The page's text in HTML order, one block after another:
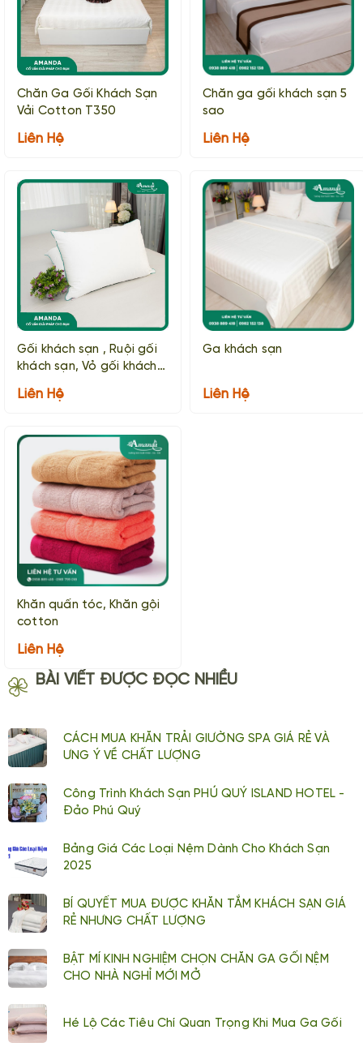
Chăn Ga Gối Khách Sạn
Vải Cotton T350
Liên Hệ
Chăn ga gối khách sạn 5
sao
Liên Hệ
Gối khách sạn , Ruội gối
khách sạn, Vỏ gối khách
Liên Hệ
Ga khách sạn
Liên Hệ
Khăn quấn tóc, Khăn gội
cotton
Liên Hệ
BÀI VIẾT ĐƯỢC ĐỌC NHIỀU
CÁCH MUA KHĂN TRẢI GIƯỜNG SPA GIÁ RẺ VÀ
ƯNG Ý VỀ CHẤT LƯỢNG
Công Trình Khách Sạn PHÚ QUÝ ISLAND HOTEL -
Đảo Phú Quý
Bảng Giá Các Loại Nệm Dành Cho Khách Sạn
2025
BÍ QUYẾT MUA ĐƯỢC KHĂN TẮM KHÁCH SẠN GIÁ
RẺ NHƯNG CHẤT LƯỢNG
BẬT MÍ KINH NGHIỆM CHỌN CHĂN GA GỐI NỆM
CHO NHÀ NGHỈ MỚI MỞ
Hé Lộ Các Tiêu Chí Quan Trọng Khi Mua Ga Gối